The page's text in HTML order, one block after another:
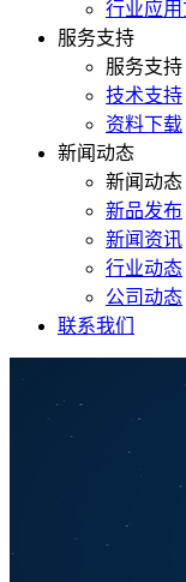
行业应
服务支持
服务支持
技术支持
资料下载
新闻动态
新闻动态
新品发布
新闻资讯
行业动态
公司动态
联系我们